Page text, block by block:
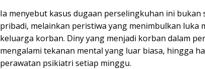
Ia menyebut kasus dugaan perselingkuhan ini bukan
pribadi, melainkan peristiwa yang menimbulkan luka
keluarga korban. Diny yang menjadi korban dalam
mengalami tekanan mental yang luar biasa, hingga
perawatan psikiatri setiap minggu.